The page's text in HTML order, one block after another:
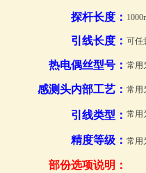
探杆长度：
引线长度：可任
热电偶丝型号 ：常用
感测头内部工艺 ：常用
引线类型：常用
精度等级：常用
部份选项说明：